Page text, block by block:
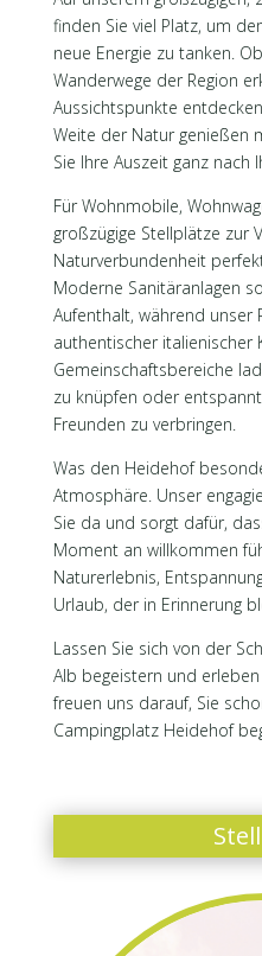
finden Sie viel Platz, um
neue Energie zu tanken.
Wanderwege der Region
Aussichtspunkte
Weite der Natur genießen
Sie Ihre Auszeit ganz nach
Für Wohnmobile,
großzügige Stellplätze zur
Naturverbundenheit
Moderne Sanitäranlagen
Aufenthalt, während unser
authentischer italienischer
Gemeinschaftsbereiche
zu knüpfen oder
Freunden zu verbringen.
Was den Heidehof
Atmosphäre. Unser
Sie da und sorgt dafür,
Moment an willkommen
Naturerlebnis,
Urlaub, der in Erinnerung
Lassen Sie sich von der
Alb begeistern und
freuen uns darauf, Sie
Campingplatz Heidehof